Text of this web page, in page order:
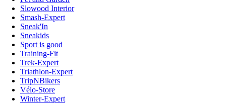
Slowood Interior
Smash-Expert
Sneak'In
Sneakids
Sport is good
Training-Fit
Trek-Expert
Triathlon-Expert
TripNBikers
Vélo-Store
Winter-Expert